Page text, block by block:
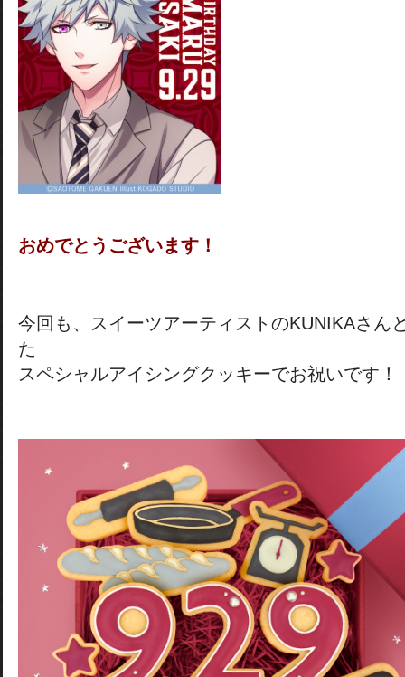
おめでとうございます！
今回も、スイーツアーティストのKUNIKAさん
た
スペシャルアイシングクッキーでお祝いです！